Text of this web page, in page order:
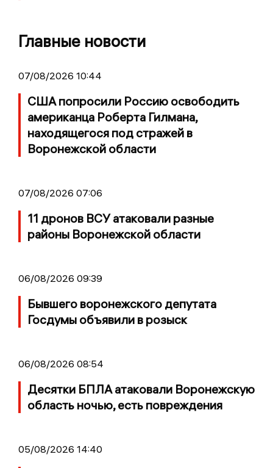
Главные новости
07/08/2026 10:44
США попросили Россию освободить
американца Роберта Гилмана,
находящегося под стражей в
Воронежской области
07/08/2026 07:06
11 дронов ВСУ атаковали разные
районы Воронежской области
06/08/2026 09:39
Бывшего воронежского депутата
Госдумы объявили в розыск
06/08/2026 08:54
Десятки БПЛА атаковали Воронежскую
область ночью, есть повреждения
05/08/2026 14:40